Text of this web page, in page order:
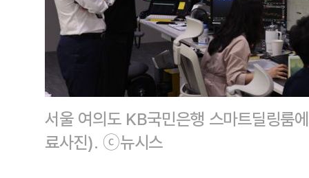
서울 여의도 KB국민은행 스마트딜링룸
료사진). ⓒ뉴시스